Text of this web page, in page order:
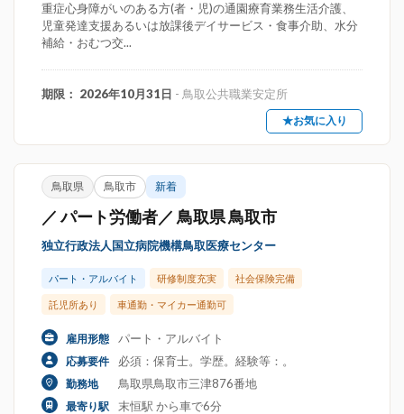
重症心身障がいのある方(者・児)の通園療育業務生活介護、
児童発達支援あるいは放課後デイサービス・食事介助、水分
補給・おむつ交...
期限： 2026年10月31日 - 鳥取公共職業安定所
★お気に入り
鳥取県 鳥取市 新着
／ パート労働者／ 鳥取県 鳥取市
独立行政法人国立病院機構鳥取医療センター
パート・アルバイト 研修制度充実 社会保険完備
託児所あり 車通勤・マイカー通勤可
雇用形態 パート・アルバイト
応募要件 必須：保育士。学歴。経験等：。
勤務地 鳥取県鳥取市三津876番地
最寄り駅 末恒駅 から車で6分